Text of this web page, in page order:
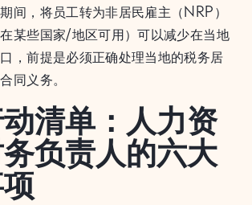
间，将员工转为非居民雇主（NRP）
某些国家/地区可用）可以减少在当地
，前提是必须正确处理当地的税务居
同义务。
清单：人力资
负责人的六大